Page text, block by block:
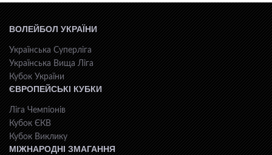
ВОЛЕЙБОЛ УКРАЇНИ
Українська Суперліга
Українська Вища Ліга
Кубок України
ЄВРОПЕЙСЬКІ КУБКИ
Ліга Чемпіонів
Кубок ЄКВ
Кубок Виклику
МІЖНАРОДНІ ЗМАГАННЯ